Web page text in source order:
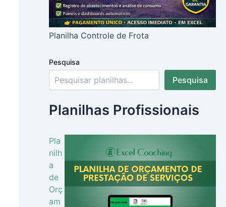
Planilha Controle de Frota
Pesquisa
Pesquisa
Planilhas Profissionais
Pla
nilh
a
de
Orç
am